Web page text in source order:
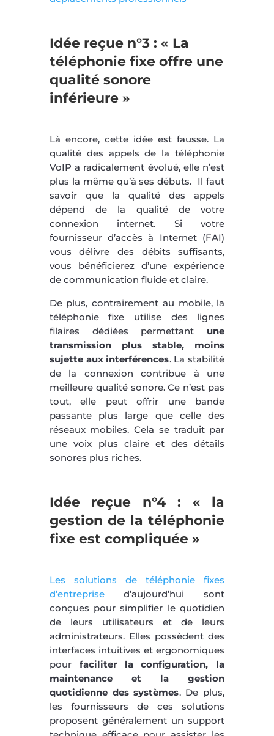
Idée reçue n°3 : « La
téléphonie fixe offre une
qualité sonore
inférieure »
Là encore, cette idée est fausse. La
qualité des appels de la téléphonie
VoIP a radicalement évolué, elle n’est
plus la même qu’à ses débuts. Il faut
savoir que la qualité des appels
dépend de la qualité de votre
connexion internet. Si votre
fournisseur d’accès à Internet (FAI)
vous délivre des débits suffisants,
vous bénéficierez d’une expérience
de communication fluide et claire.
De plus, contrairement au mobile, la
téléphonie fixe utilise des lignes
filaires dédiées permettant une
transmission plus stable, moins
sujette aux interférences. La stabilité
de la connexion contribue à une
meilleure qualité sonore. Ce n’est pas
tout, elle peut offrir une bande
passante plus large que celle des
réseaux mobiles. Cela se traduit par
une voix plus claire et des détails
sonores plus riches.
Idée reçue n°4 : « la
gestion de la téléphonie
fixe est compliquée »
Les solutions de téléphonie fixes
d’entreprised’aujourd’hui sont
conçues pour simplifier le quotidien
de leurs utilisateurs et de leurs
administrateurs. Elles possèdent des
interfaces intuitives et ergonomiques
pour faciliter la configuration, la
maintenance et la gestion
quotidienne des systèmes. De plus,
les fournisseurs de ces solutions
proposent généralement un support